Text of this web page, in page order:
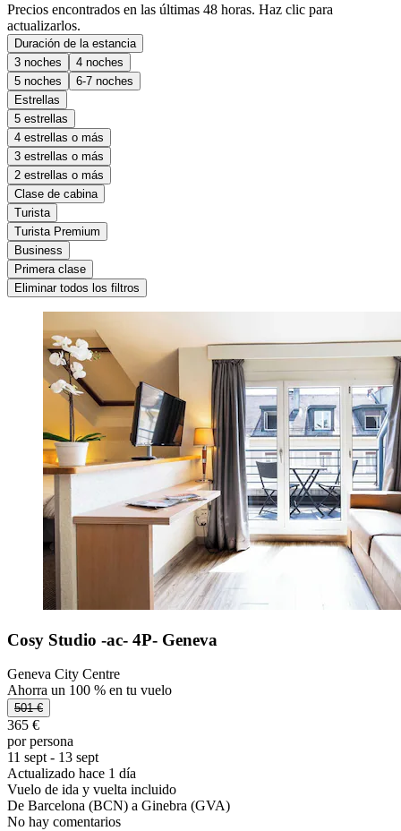
Precios encontrados en las últimas 48 horas. Haz clic para
actualizarlos.
Duración de la estancia
3 noches
4 noches
5 noches
6-7 noches
Estrellas
5 estrellas
4 estrellas o más
3 estrellas o más
2 estrellas o más
Clase de cabina
Turista
Turista Premium
Business
Primera clase
Eliminar todos los filtros
Cosy Studio -ac- 4P- Geneva
Geneva City Centre
Ahorra un 100 % en tu vuelo
501 €
365 €
por persona
11 sept - 13 sept
Actualizado hace 1 día
Vuelo de ida y vuelta incluido
De Barcelona (BCN) a Ginebra (GVA)
No hay comentarios